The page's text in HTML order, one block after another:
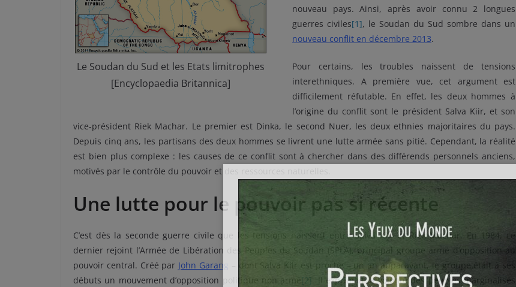
Le Soudan du Sud et les Etats limitrophes
[Encyclopaedia Britannica]
nouveau pays. Ainsi, après avoir connu 2 longues
guerres civiles[1], le Soudan du Sud sombre dans un
nouveau conflit en décembre 2013.
Pour certains, les troubles naissent de tensions
interethniques. A première vue, cet argument est
difficilement réfutable. En effet, les deux hommes à
l’origine du conflit sont le président Salva Kiir, et son
vice-président Riek Machar. Le premier est Dinka, le second Nuer, les deux ethnies majoritaires du pays.
Depuis cinq ans, les partisans des deux hommes se livrent une lutte armée sans pitié. Cependant, la réalité
est bien plus complexe : les causes de ce conflit sont à chercher dans des différends personnels anciens,
motivés par le contrôle du pouvoir et des ressources naturelles.
Une lutte pour le pouvoir pas si récente
C’est dès la seconde guerre civile que les tensions naissent entre Salva Kiir et Riek Machar. En 1984, ce
dernier rejoint l’Armée de Libération des Peuples du Soudan (SPLA), principal groupe armé d’opposition au
pouvoir central. Créé par John Garang
– dont Salva Kiir est proche – un an auparavant, le groupe était à ses
débuts un mouvement d’opposition politique non armé[2]
. Il exprimait la volonté des peuples marginalisés